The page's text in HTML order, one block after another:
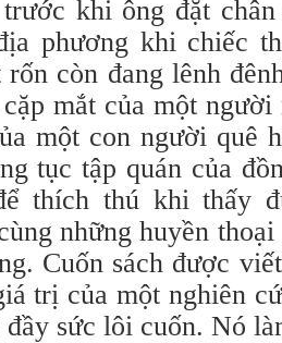
khi ông đặt
phương khi chiếc
rốn còn đang lênh
mắt của một
một con người quê
tục tập quán của
thích thú khi thấy
những huyền
Cuốn sách được
trị của một nghiên
đầy sức lôi cuốn. Nó